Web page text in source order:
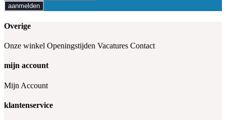
aanmelden
Overige
Onze winkel Openingstijden Vacatures Contact
mijn account
Mijn Account
klantenservice